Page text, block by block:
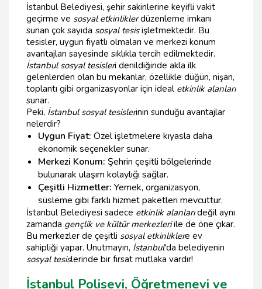
İstanbul Belediyesi, şehir sakinlerine keyifli vakit
geçirme ve sosyal etkinliklerdüzenleme imkanı
sunan çok sayıda sosyal tesisişletmektedir. Bu
tesisler, uygun fiyatlı olmaları ve merkezi konum
avantajları sayesinde sıklıkla tercih edilmektedir.
İstanbul sosyal tesisleri denildiğinde akla ilk
gelenlerden olan bu mekanlar, özellikle düğün, nişan,
toplantı gibi organizasyonlar için ideal etkinlik alanları
sunar.
Peki, İstanbul sosyal tesislerinin sunduğu avantajlar
nelerdir?
Uygun Fiyat: Özel işletmelere kıyasla daha
ekonomik seçenekler sunar.
Merkezi Konum: Şehrin çeşitli bölgelerinde
bulunarak ulaşım kolaylığı sağlar.
Çeşitli Hizmetler: Yemek, organizasyon,
süsleme gibi farklı hizmet paketleri mevcuttur.
İstanbul Belediyesi sadece etkinlik alanlarıdeğil aynı
zamanda gençlik ve kültür merkezleriile de öne çıkar.
Bu merkezler de çeşitli sosyal etkinliklere ev
sahipliği yapar. Unutmayın, İstanbul'da belediyenin
sosyal tesislerinde bir fırsat mutlaka vardır!
İstanbul Polisevi, Öğretmenevi ve